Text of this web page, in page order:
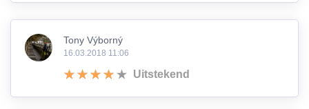
Tony Výborný
16.03.2018 11:06
Uitstekend